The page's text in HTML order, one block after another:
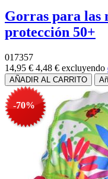
Gorras para las
protección 50+
017357
14,95 € 4,48 € excluyendo
-70%